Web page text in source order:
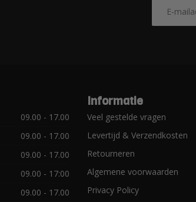
09.00 - 17.00
09.00 - 17.00
09.00 - 17.00
09.00 - 17:00
09.00 - 17.00
Informatie
Veel gestelde vragen
Levertijd & Verzendkosten
Retourneren
Algemene voorwaarden
Privacy Policy